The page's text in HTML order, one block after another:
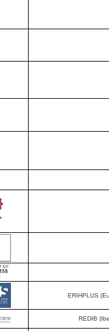
ERIHPLUS
REDIB